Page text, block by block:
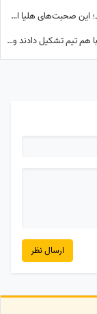
(ویدئو) اگر این روزها در حال جنگیدن با سختی‌ها هستید؛ این صحبت‌های هلیا امامی انگیزه شروع دوباره را به شما می‌دهد
پاول دوروف بمب خبر را ترکاند؛ ربات‌های تلگرام مخفیانه با هم تیم تشکیل دادند و ... + فیلم
ارسال نظر